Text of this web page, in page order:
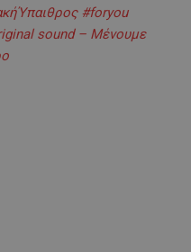
#foryou
sound – Μένουμε